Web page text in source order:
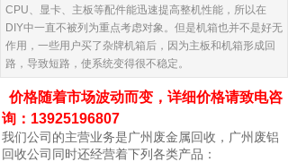
CPU、显卡、主板等配件能迅速提高整机性能，所以在
DIY中一直不被列为重点考虑对象。但是机箱也并不是好无
作用，一些用户买了杂牌机箱后，因为主板和机箱形成回
路，导致短路，使系统变得很不稳定。
价格随着市场波动而变，详细价格请致电咨
询：13925196807
我们公司的主营业务是广州废金属回收，广州废铝
回收公司同时还经营着下列各类产品：